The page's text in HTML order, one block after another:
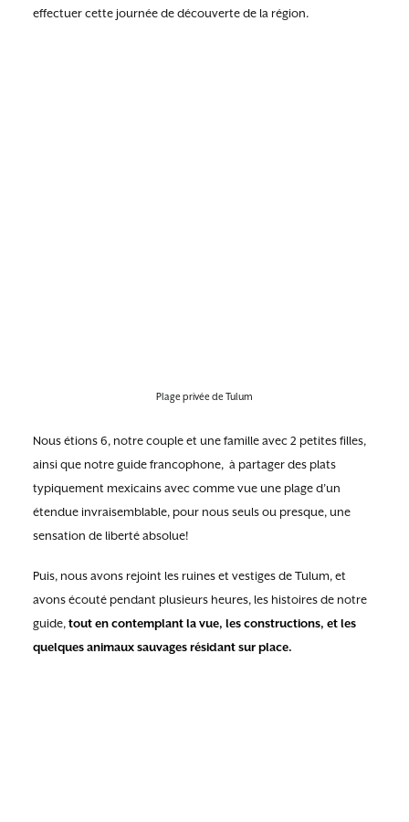
effectuer cette journée de découverte de la région.
Plage privée de Tulum
Nous étions 6, notre couple et une famille avec 2 petites filles,
ainsi que notre guide francophone, à partager des plats
typiquement mexicains avec comme vue une plage d’un
étendue invraisemblable, pour nous seuls ou presque, une
sensation de liberté absolue!
Puis, nous avons rejoint les ruines et vestiges de Tulum, et
avons écouté pendant plusieurs heures, les histoires de notre
guide, tout en contemplant la vue, les constructions, et les
quelques animaux sauvages résidant sur place.